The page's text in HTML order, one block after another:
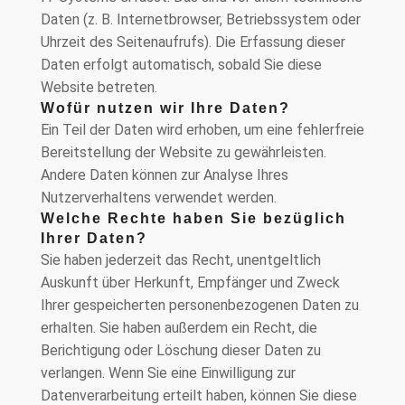
Daten (z. B. Internetbrowser, Betriebssystem oder
Uhrzeit des Seitenaufrufs). Die Erfassung dieser
Daten erfolgt automatisch, sobald Sie diese
Website betreten.
Wofür nutzen wir Ihre Daten?
Ein Teil der Daten wird erhoben, um eine fehlerfreie
Bereitstellung der Website zu gewährleisten.
Andere Daten können zur Analyse Ihres
Nutzerverhaltens verwendet werden.
Welche Rechte haben Sie bezüglich
Ihrer Daten?
Sie haben jederzeit das Recht, unentgeltlich
Auskunft über Herkunft, Empfänger und Zweck
Ihrer gespeicherten personenbezogenen Daten zu
erhalten. Sie haben außerdem ein Recht, die
Berichtigung oder Löschung dieser Daten zu
verlangen. Wenn Sie eine Einwilligung zur
Datenverarbeitung erteilt haben, können Sie diese